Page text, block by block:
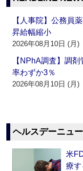
【人事院】公務員
昇給幅縮小
2026年08月10日 (月)
【NPhA調査】調
率わずか3％
2026年08月10日 (月)
ヘルスデーニュ
米
療